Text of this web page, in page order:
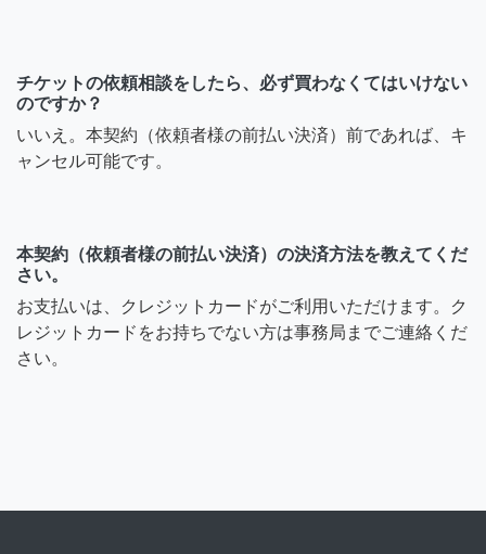
チケットの依頼相談をしたら、必ず買わなくてはいけない
のですか？
いいえ。本契約（依頼者様の前払い決済）前であれば、キ
ャンセル可能です。
本契約（依頼者様の前払い決済）の決済方法を教えてくだ
さい。
お支払いは、クレジットカードがご利用いただけます。ク
レジットカードをお持ちでない方は事務局までご連絡くだ
さい。